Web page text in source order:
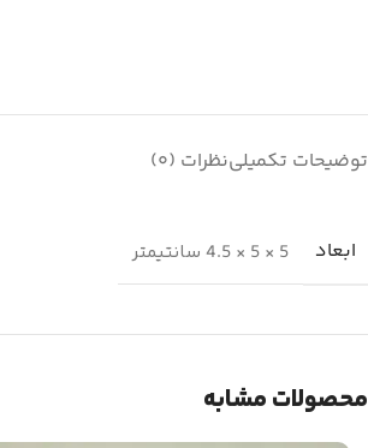
توضیحات تکمیلینظرات (0)
ابعاد 5 × 5 × 4.5 سانتیمتر
محصولات مشابه